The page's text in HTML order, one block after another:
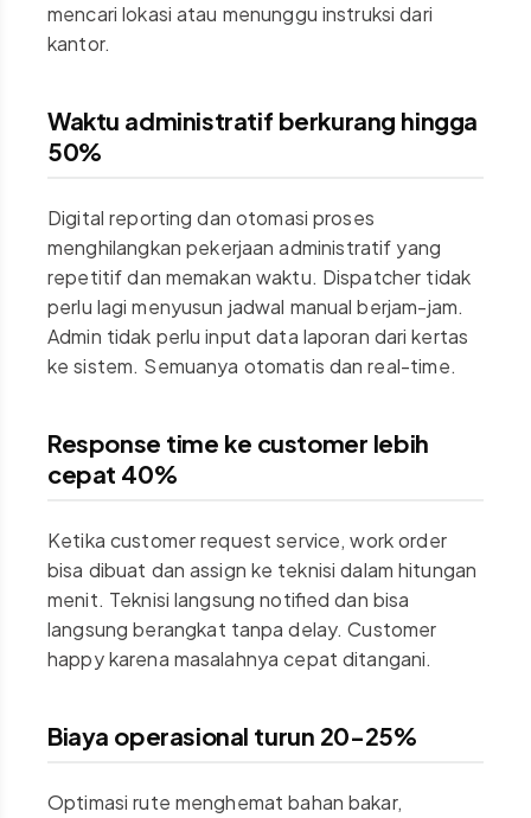
mencari lokasi atau menunggu instruksi dari
kantor.
Waktu administratif berkurang hingga
50%
Digital reporting dan otomasi proses
menghilangkan pekerjaan administratif yang
repetitif dan memakan waktu. Dispatcher tidak
perlu lagi menyusun jadwal manual berjam-jam.
Admin tidak perlu input data laporan dari kertas
ke sistem. Semuanya otomatis dan real-time.
Response time ke customer lebih
cepat 40%
Ketika customer request service, work order
bisa dibuat dan assign ke teknisi dalam hitungan
menit. Teknisi langsung notified dan bisa
langsung berangkat tanpa delay. Customer
happy karena masalahnya cepat ditangani.
Biaya operasional turun 20-25%
Optimasi rute menghemat bahan bakar,